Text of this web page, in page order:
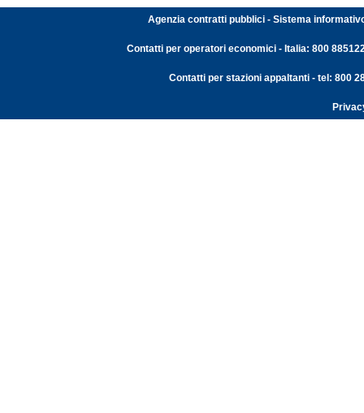
Agenzia contratti pubblici - Sistema
Contatti per operatori economici - Italia: 800
Contatti per stazioni appaltanti - tel: 800